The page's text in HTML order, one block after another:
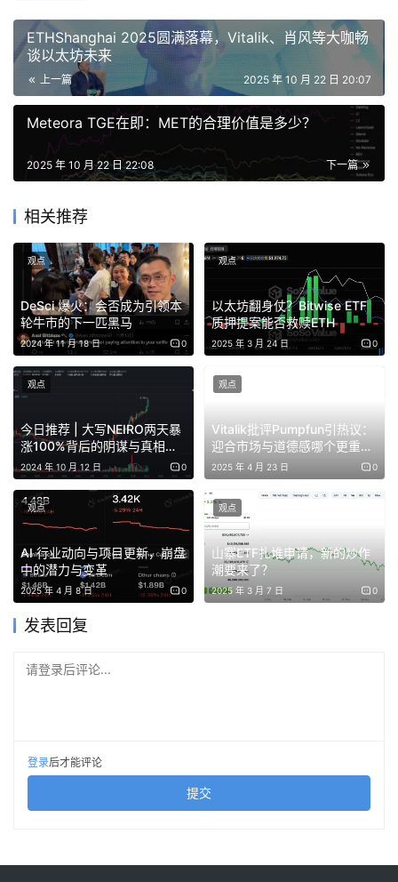
式提供了一个具有启发性的案例研究。在 UTC 时间
20:00，一项重大的地缘政治公告引发了市场范围的抛售。
一小时内，发生了 60 亿美元的清算。到亚洲市场开盘时，
160 万交易者账户中已有 193 亿美元的杠杆头寸蒸发。
图 1：2025 年 10 月清算连锁事件时间线
这个交互式时间线图显示了每小时清算量的戏剧性进展。仅
第一小时就有 60 亿美元蒸发，随后在连锁加速的第二小时
更为剧烈。可视化显示：
· 20:00-21:00：初始冲击 – 60 亿美元被清算（红色区域）
· 21:00-22:00：连锁高峰期 – 42 亿美元，此时 API 开始限
流
· 22:00-04:00：持续恶化期 – 在流动性稀薄的市场中 91 亿
美元被清算
· 关键转折点：API 速率限制、做市商撤退、订单簿变薄
其规模至少比以往任何加密市场事件大一个数量级，历史比
图 2：历史清算事件比较
ETHShanghai 2025圆满落幕，Vitalik、肖风等大咖畅
谈以太坊未来
上一篇 2025 年 10 月 22 日 20:07
Meteora TGE在即：MET的合理价值是多少？
下一篇
2025 年 10 月 22 日 22:08
相关推荐
DeSci 爆火：会否成为引领本
轮牛市的下一匹黑马
2024 年 11 月 18 日 0
观点
以太坊翻身仗？Bitwise ETF
质押提案能否救赎ETH
2025 年 3 月 24 日 0
观点
今日推荐 | 大写NEIRO两天暴
涨100%背后的阴谋与真相：
市场操控还是社区奇迹？
2024 年 10 月 12 日 0
观点
Vitalik批评Pumpfun引热议：
迎合市场与道德感哪个更重
要？
2025 年 4 月 23 日 0
观点
AI 行业动向与项目更新，崩盘
中的潜力与变革
2025 年 4 月 8 日 0
观点
山寨ETF扎堆申请，新的炒作
潮要来了？
2025 年 3 月 7 日 0
观点
发表回复
请登录后评论...
登录后才能评论
提交